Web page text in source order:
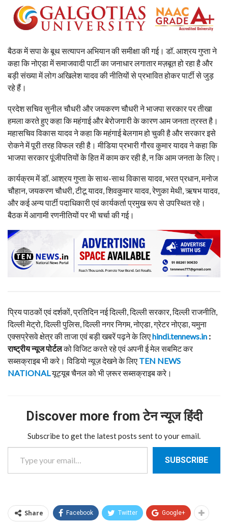
बैठक में सपा के बूथ सत्यापन अभियान की समीक्षा की गई। डॉ. आश्रय गुप्ता ने
कहा कि नोएडा में समाजवादी पार्टी का जनाधार लगातार मज़बूत हो रहा है और
बड़ी संख्या में लोग अखिलेश यादव की नीतियों से प्रभावित होकर पार्टी से जुड़
रहे हैं।
प्रदेश सचिव सुनील चौधरी और जयकरण चौधरी ने भाजपा सरकार पर तीखा
हमला करते हुए कहा कि महंगाई और बेरोजगारी के कारण आम जनता त्रस्त है।
महासचिव विकास यादव ने कहा कि महंगाई बेलगाम हो चुकी है और सरकार इसे
रोकने में पूरी तरह विफल रही है। मीडिया प्रभारी गौरव कुमार यादव ने कहा कि
भाजपा सरकार पूंजीपतियों के हित में काम कर रही है, न कि आम जनता के लिए।
कार्यक्रम में डॉ. आश्रय गुप्ता के साथ-साथ विकास यादव, भरत प्रधान, मनोज
चौहान, जयकरण चौधरी, टीटू यादव, शिवकुमार यादव, रेणुका मेथी, ऋषभ यादव,
और कई अन्य पार्टी पदाधिकारी एवं कार्यकर्ता प्रमुख रूप से उपस्थित रहे।
बैठक में आगामी रणनीतियों पर भी चर्चा की गई।
प्रिय पाठकों एवं दर्शकों, प्रतिदिन नई दिल्ली, दिल्ली सरकार, दिल्ली राजनीति,
दिल्ली मेट्रो, दिल्ली पुलिस, दिल्ली नगर निगम, नोएडा, ग्रेटर नोएडा, यमुना
एक्सप्रेसवे क्षेत्र की ताजा एवं बड़ी खबरें पढ़ने के लिएhindi.tennews.in :
राष्ट्रीय न्यूज पोर्टलको विजिट करते रहे एवं अपनी ई मेल सबमिट कर
सब्सक्राइब भी करे। विडियो न्यूज़ देखने के लिए TEN NEWS
NATIONALयूट्यूब चैनल को भी ज़रूर सब्सक्राइब करे।
Discover more from टेन न्यूज हिंदी
Subscribe to get the latest posts sent to your email.
Type your email…
SUBSCRIBE
Share Facebook Twitter Google+